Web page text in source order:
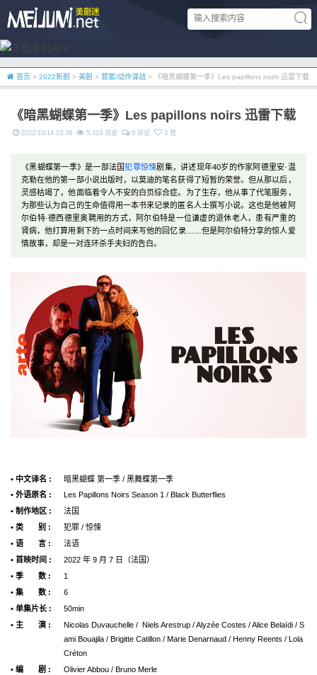
首页 > 2022新剧 > 美剧 > 罪案/动作谍战 > 《暗黑蝴蝶第一季》Les papillons noirs 迅雷下载
《暗黑蝴蝶第一季》Les papillons noirs 迅雷下载
2022/10/14 23:39 5,319 浏览 0 评论 3 赞
《黑蝴蝶第一季》是一部法国犯罪惊悚剧集，讲述现年40岁的作家阿德里安·温
克勒在他的第一部小说出版时，以莫迪的笔名获得了短暂的荣誉。但从那以后，
灵感枯竭了，他面临着令人不安的白页综合症。为了生存，他从事了代笔服务，
为那些认为自己的生命值得用一本书来记录的匿名人士撰写小说。这也是他被阿
尔伯特·德西德里奥聘用的方式，阿尔伯特是一位谦虚的退休老人，患有严重的
肾病，他打算用剩下的一点时间来写他的回忆录……但是阿尔伯特分享的惊人爱
情故事，却是一对连环杀手夫妇的告白。
• 中文译名 :
暗黑蝴蝶 第一季 / 黑舞蝶第一季
• 外语原名 :
Les Papillons Noirs Season 1 / Black Butterflies
• 制作地区 :
法国
• 类 别 :
犯罪 / 惊悚
• 语 言 :
法语
• 首映时间 :
2022 年 9 月 7 日（法国）
• 季 数 :
1
• 集 数 :
6
• 单集片长 :
50min
• 主 演 :
Nicolas Duvauchelle / Niels Arestrup / Alyzée Costes / Alice Belaïdi / S
ami Bouajila / Brigitte Catillon / Marie Denarnaud / Henny Reents / Lola
Créton
• 编 剧 :
Olivier Abbou / Bruno Merle